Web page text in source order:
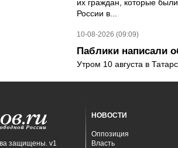
их граждан, которые
России в...
10-08-2026 (09:09)
Паблики написали
Утром 10 августа в
защищены. v1
НОВОСТИ
Оппозиция
Власть